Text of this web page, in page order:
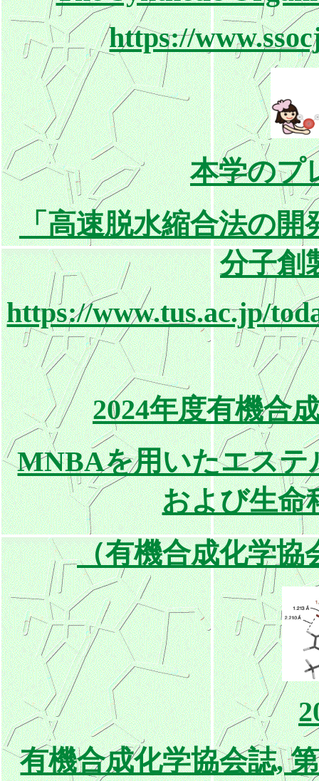
https://
本学のプ
「高速脱水縮合法の開
分子創
https://www.tus.ac.jp/
2024年度有機合
MNBAを用いたエステ
および生命
（有機合成化学協
有機合成化学協会誌,